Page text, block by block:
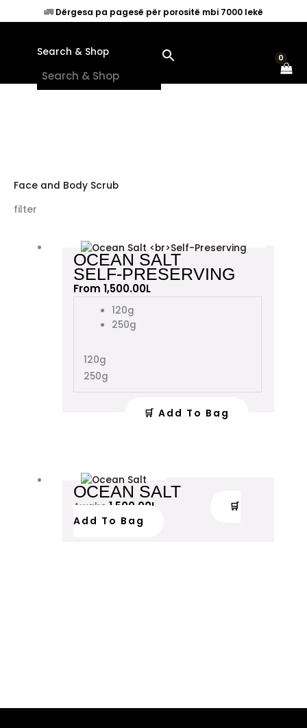
to
🚛Dërgesa pa pagesë për porositë mbi 7000 lekë
Search & Shop
Face and Body Scrub
filter
OCEAN SALT
SELF-PRESERVING
From1,500.00L
120g
250g
120g
250g
🛒 Add To Bag
OCEAN SALT
Awake1,500.00L
🛒
Add To Bag